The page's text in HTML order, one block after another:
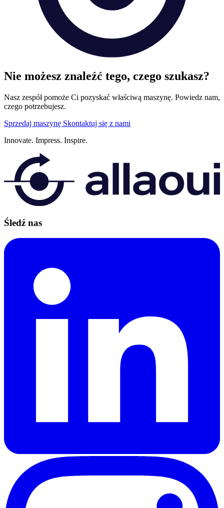
Nie możesz znaleźć tego, czego szukasz?
Nasz zespół pomoże Ci pozyskać właściwą maszynę. Powiedz nam,
czego potrzebujesz.
Sprzedaj maszynę Skontaktuj się z nami
Innovate. Impress. Inspire.
Śledź nas